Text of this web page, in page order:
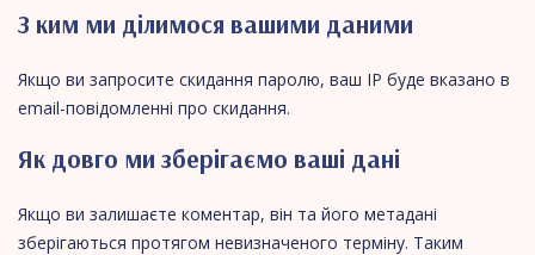
З ким ми ділимося вашими даними
Якщо ви запросите скидання паролю, ваш IP буде вказано в
email-повідомленні про скидання.
Як довго ми зберігаємо ваші дані
Якщо ви залишаєте коментар, він та його метадані
зберігаються протягом невизначеного терміну. Таким